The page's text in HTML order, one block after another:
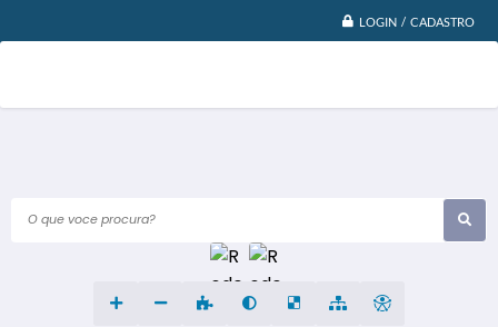
LOGIN / CADASTRO
O que voce procura?